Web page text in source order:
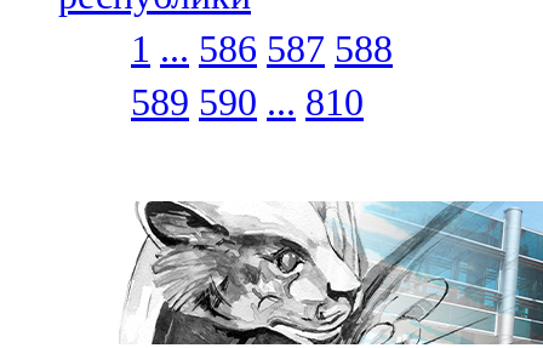
1 ... 586 587 588
589 590 ... 810